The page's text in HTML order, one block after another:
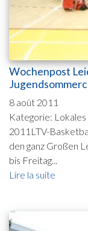
Wochenpost
8 août 2011
Kategorie: Lokales
2011LTV-
den ganz Großen
bis Freitag...
Lire la suite